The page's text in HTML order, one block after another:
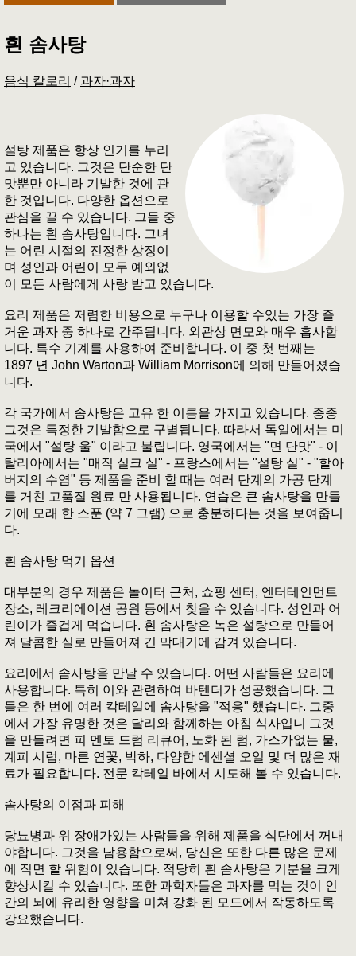
흰 솜사탕
음식 칼로리 / 과자·과자
설탕 제품은 항상 인기를 누리
고 있습니다. 그것은 단순한 단
맛뿐만 아니라 기발한 것에 관
한 것입니다. 다양한 옵션으로
관심을 끌 수 있습니다. 그들 중
하나는 흰 솜사탕입니다. 그녀
는 어린 시절의 진정한 상징이
며 성인과 어린이 모두 예외없
이 모든 사람에게 사랑 받고 있습니다.
요리 제품은 저렴한 비용으로 누구나 이용할 수있는 가장 즐
거운 과자 중 하나로 간주됩니다. 외관상 면모와 매우 흡사합
니다. 특수 기계를 사용하여 준비합니다. 이 중 첫 번째는
1897 년 John Warton과 William Morrison에 의해 만들어졌습
니다.
각 국가에서 솜사탕은 고유 한 이름을 가지고 있습니다. 종종
그것은 특정한 기발함으로 구별됩니다. 따라서 독일에서는 미
국에서 "설탕 울" 이라고 불립니다. 영국에서는 "면 단맛" - 이
탈리아에서는 "매직 실크 실" - 프랑스에서는 "설탕 실" - "할아
버지의 수염" 등 제품을 준비 할 때는 여러 단계의 가공 단계
를 거친 고품질 원료 만 사용됩니다. 연습은 큰 솜사탕을 만들
기에 모래 한 스푼 (약 7 그램) 으로 충분하다는 것을 보여줍니
다.
흰 솜사탕 먹기 옵션
대부분의 경우 제품은 놀이터 근처, 쇼핑 센터, 엔터테인먼트
장소, 레크리에이션 공원 등에서 찾을 수 있습니다. 성인과 어
린이가 즐겁게 먹습니다. 흰 솜사탕은 녹은 설탕으로 만들어
져 달콤한 실로 만들어져 긴 막대기에 감겨 있습니다.
요리에서 솜사탕을 만날 수 있습니다. 어떤 사람들은 요리에
사용합니다. 특히 이와 관련하여 바텐더가 성공했습니다. 그
들은 한 번에 여러 칵테일에 솜사탕을 "적응" 했습니다. 그중
에서 가장 유명한 것은 달리와 함께하는 아침 식사입니 그것
을 만들려면 피 멘토 드럼 리큐어, 노화 된 럼, 가스가없는 물,
계피 시럽, 마른 연꽃, 박하, 다양한 에센셜 오일 및 더 많은 재
료가 필요합니다. 전문 칵테일 바에서 시도해 볼 수 있습니다.
솜사탕의 이점과 피해
당뇨병과 위 장애가있는 사람들을 위해 제품을 식단에서 꺼내
야합니다. 그것을 남용함으로써, 당신은 또한 다른 많은 문제
에 직면 할 위험이 있습니다. 적당히 흰 솜사탕은 기분을 크게
향상시킬 수 있습니다. 또한 과학자들은 과자를 먹는 것이 인
간의 뇌에 유리한 영향을 미쳐 강화 된 모드에서 작동하도록
강요했습니다.